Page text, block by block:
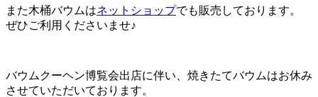
また木桶バウムはネットショップでも販売しております。
ぜひご利用くださいませ♪
バウムクーヘン博覧会出店に伴い、焼きたてバウムはお休み
させていただいております。